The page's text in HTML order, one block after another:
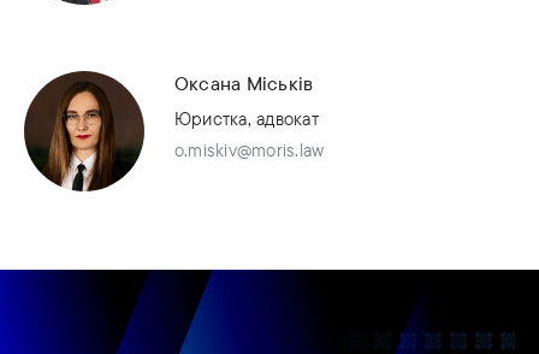
Оксана Міськів
Юристка, адвокат
o.miskiv@moris.law